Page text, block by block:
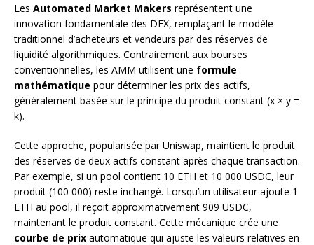
Les Automated Market Makers représentent une
innovation fondamentale des DEX, remplaçant le modèle
traditionnel d’acheteurs et vendeurs par des réserves de
liquidité algorithmiques. Contrairement aux bourses
conventionnelles, les AMM utilisent une formule
mathématique pour déterminer les prix des actifs,
généralement basée sur le principe du produit constant (x × y =
k).
Cette approche, popularisée par Uniswap, maintient le produit
des réserves de deux actifs constant après chaque transaction.
Par exemple, si un pool contient 10 ETH et 10 000 USDC, leur
produit (100 000) reste inchangé. Lorsqu’un utilisateur ajoute 1
ETH au pool, il reçoit approximativement 909 USDC,
maintenant le produit constant. Cette mécanique crée une
courbe de prix automatique qui ajuste les valeurs relatives en